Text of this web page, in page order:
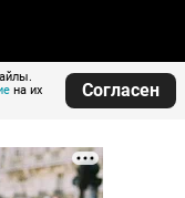
на их
Согласен